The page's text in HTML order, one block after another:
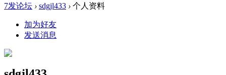
7发论坛 › sdgjl433 › 个人资料
加为好友
发送消息